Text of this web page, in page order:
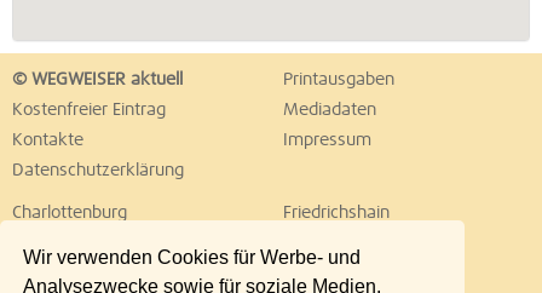
Wir verwenden Cookies für Werbe- und
Analysezwecke sowie für soziale Medien.
© WEGWEISER aktuell
Printausgaben
Kostenfreier Eintrag
Mediadaten
Kontakte
Impressum
Datenschutzerklärung
Charlottenburg
Friedrichshain